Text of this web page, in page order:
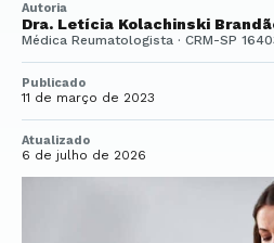
Autoria
Dra. Letícia Kolachinski
Médica Reumatologista · CRM-SP
Publicado
11 de março de 2023
Atualizado
6 de julho de 2026